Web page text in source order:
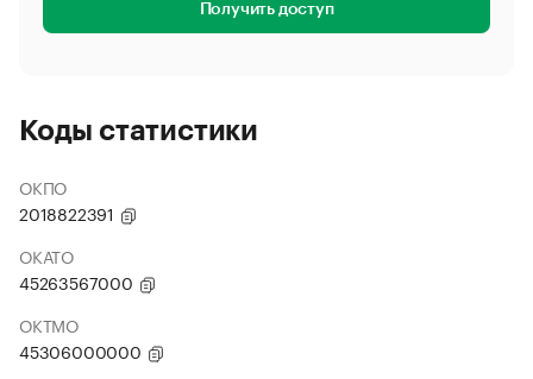
Получить доступ
Коды статистики
ОКПО
2018822391
ОКАТО
45263567000
ОКТМО
45306000000